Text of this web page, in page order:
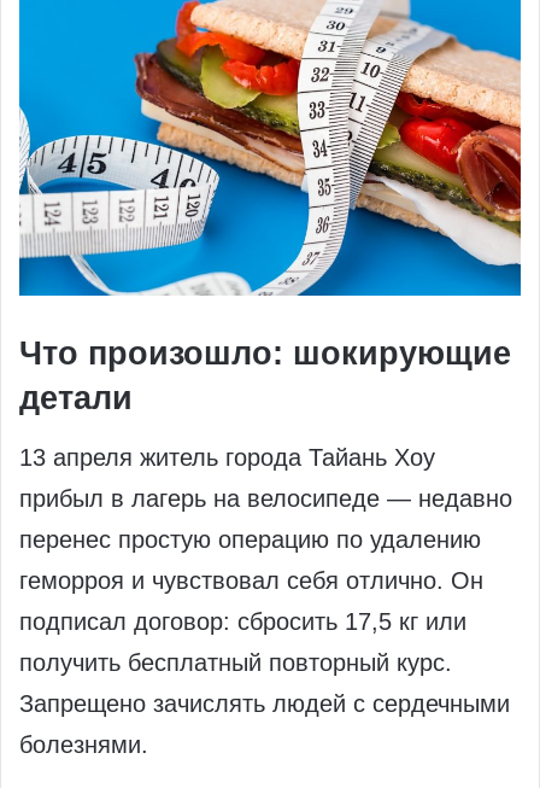
Что произошло: шокирующие
детали
13 апреля житель города Тайань Хоу
прибыл в лагерь на велосипеде — недавно
перенес простую операцию по удалению
геморроя и чувствовал себя отлично. Он
подписал договор: сбросить 17,5 кг или
получить бесплатный повторный курс.
Запрещено зачислять людей с сердечными
болезнями.